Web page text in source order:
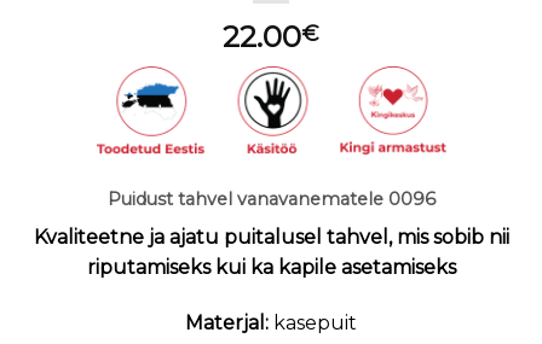
22.00€
Puidust tahvel vanavanematele 0096
Kvaliteetne ja ajatu puitalusel tahvel, mis sobib nii
riputamiseks kui ka kapile asetamiseks
Materjal: kasepuit